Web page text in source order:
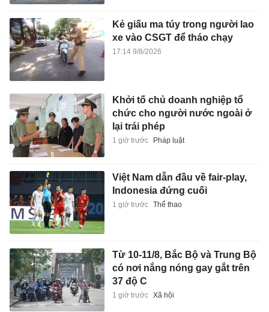
Kẻ giấu ma túy trong người lao
xe vào CSGT để tháo chạy
17:14 9/8/2026
Khởi tố chủ doanh nghiệp tổ
chức cho người nước ngoài ở
lại trái phép
1 giờ trước Pháp luật
Việt Nam dẫn đầu về fair-play,
Indonesia đứng cuối
1 giờ trước Thể thao
Từ 10-11/8, Bắc Bộ và Trung Bộ
có nơi nắng nóng gay gắt trên
37 độ C
1 giờ trước Xã hội